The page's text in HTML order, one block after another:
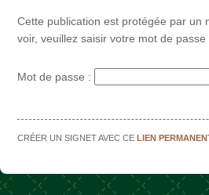
Cette publication est protégée par un
voir, veuillez saisir votre mot de passe
Mot de passe :
CRÉER UN SIGNET AVEC CELIEN